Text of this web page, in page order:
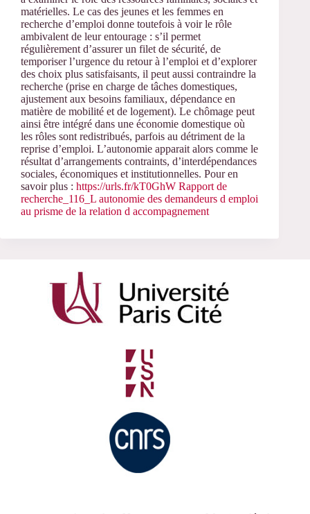
matérielles. Le cas des jeunes et les femmes en
recherche d’emploi donne toutefois à voir le rôle
ambivalent de leur entourage : s’il permet
régulièrement d’assurer un filet de sécurité, de
temporiser l’urgence du retour à l’emploi et d’explorer
des choix plus satisfaisants, il peut aussi contraindre la
recherche (prise en charge de tâches domestiques,
ajustement aux besoins familiaux, dépendance en
matière de mobilité et de logement). Le chômage peut
ainsi être intégré dans une économie domestique où
les rôles sont redistribués, parfois au détriment de la
reprise d’emploi. L’autonomie apparait alors comme le
résultat d’arrangements contraints, d’interdépendances
sociales, économiques et institutionnelles. Pour en
savoir plus : https://urls.fr/kT0GhW Rapport de
recherche_116_L autonomie des demandeurs d emploi
au prisme de la relation d accompagnement